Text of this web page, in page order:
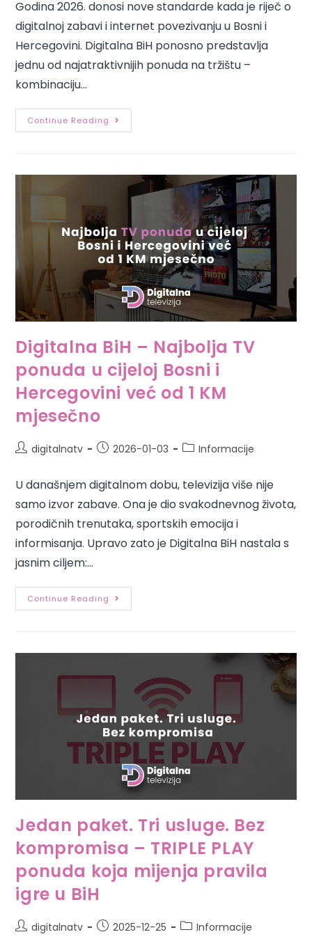
Godina 2026. donosi nove standarde kada je riječ o
digitalnoj zabavi i internet povezivanju u Bosni i
Hercegovini. Digitalna BiH ponosno predstavlja
jednu od najatraktivnijih ponuda na tržištu –
kombinaciju…
Continue Reading
Digitalna BiH – Najbolja TV
ponuda u cijeloj Bosni i
Hercegovini već od 1 KM
mjesečno
digitalnatv 2026-01-03 Informacije
U današnjem digitalnom dobu, televizija više nije
samo izvor zabave. Ona je dio svakodnevnog života,
porodičnih trenutaka, sportskih emocija i
informisanja. Upravo zato je Digitalna BiH nastala s
jasnim ciljem:…
Continue Reading
Jedan paket. Tri usluge. Bez
kompromisa – TRIPLE PLAY
ponuda koja mijenja pravila
igre u BiH
digitalnatv 2025-12-25 Informacije